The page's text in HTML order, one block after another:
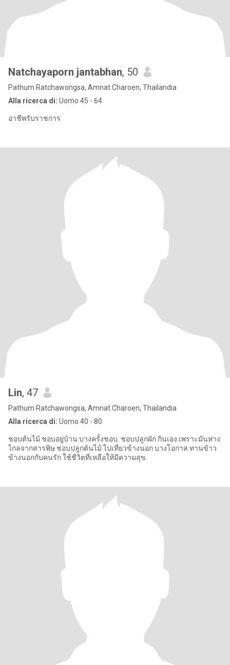
Natchayaporn jantabhan, 50
Pathum Ratchawongsa, Amnat Charoen, Thailandia
Alla ricerca di: Uomo 45 - 64
อาชีพรับราชการ
Lin, 47
Pathum Ratchawongsa, Amnat Charoen, Thailandia
Alla ricerca di: Uomo 40 - 80
ชอบต้นไม้ ชอบอยู่บ้าน บางครั้งชอบ. ชอบปลูกผัก กินเอง เพราะมันห่าง
ไกลจากสารพิษ ชอบปลูกต้นไม้ ไปเที่ยวข้างนอก บางโอกาส ทานข้าว
ข้างนอกกับคนรัก ใช้ชีวิตที่เหลือให้มีความสุข.